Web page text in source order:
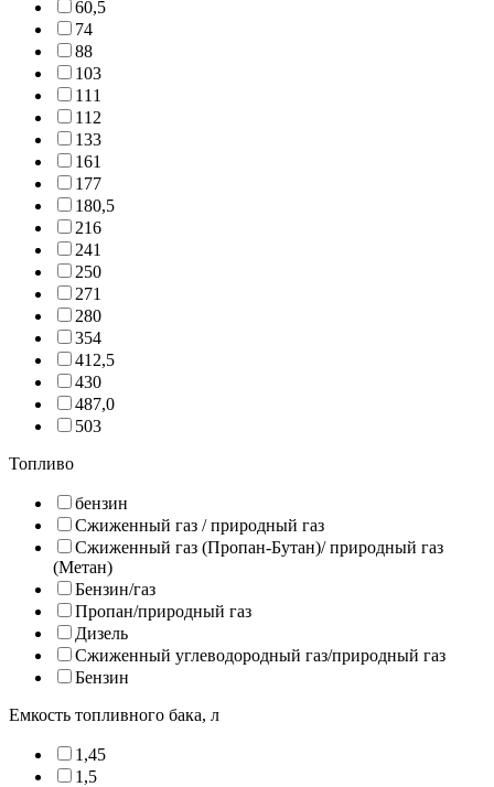
60,5
74
88
103
111
112
133
161
177
180,5
216
241
250
271
280
354
412,5
430
487,0
503
Топливо
бензин
Сжиженный газ / природный газ
Сжиженный газ (Пропан-Бутан)/ природный газ
(Метан)
Бензин/газ
Пропан/природный газ
Дизель
Сжиженный углеводородный газ/природный газ
Бензин
Емкость топливного бака, л
1,45
1,5